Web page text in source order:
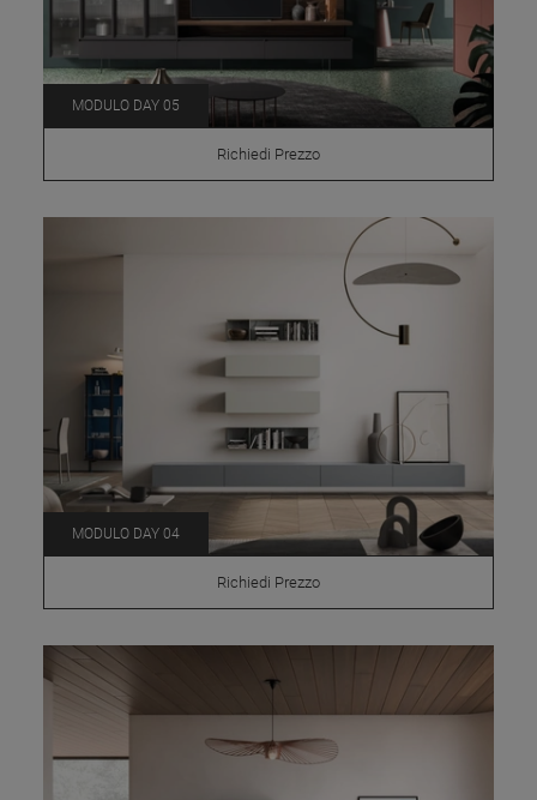
MODULO DAY 05
Richiedi Prezzo
MODULO DAY 04
Richiedi Prezzo